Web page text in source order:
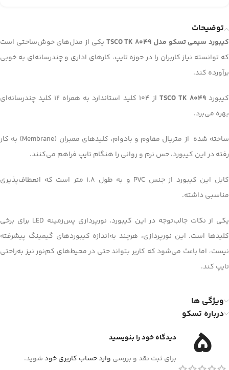
توضیحات
کیبورد سیمی تسکو مدل TSCO TK 8049
یکی از مدل‌های خوش‌ساختی است
که توانسته نیاز کاربران را در حوزه تایپ، کارهای اداری و چندرسانه‌ای به خوبی
برآورده کند.
کیبوردTSCO TK 8049
از 104 کلید استاندارد به همراه 12 کلید چندرسانه‌ای
بهره می‌برد.
ساخته شده از متریال مقاوم و بادوام، کلیدهای ممبران (Membrane) به کار
رفته در این کیبورد، حس نرم و روانی را هنگام تایپ فراهم می‌کنند.
کابل این کیبورد از جنس PVC و به طول 1.8 متر است که انعطاف‌پذیری
مناسبی داشته.
یکی از نکات جالب‌توجه در این کیبورد، نورپردازی پس‌زمینه LED برای برخی
کلیدها است. این نورپردازی، هرچند به‌اندازه کیبوردهای گیمینگ پیشرفته
نیست، اما باعث می‌شود که کاربر بتواند حتی در محیط‌های کم‌نور نیز به‌راحتی
تایپ کند.
ویژگی ها
درباره تسکو
5
دیدگاه خود را بنویسید
برای ثبت نقد و بررسی وارد حساب کاربری خودشوید.